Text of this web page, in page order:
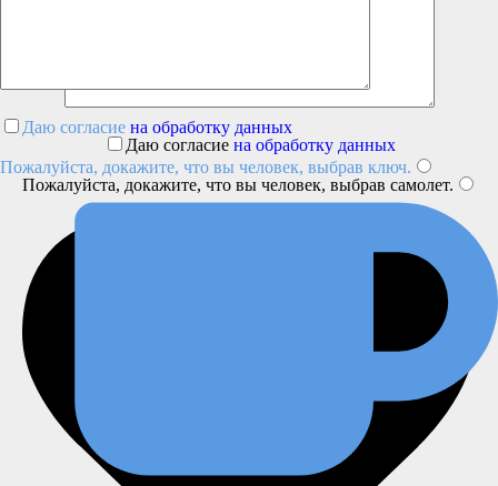
Даю согласие на обработку данных
Пожалуйста, докажите, что вы человек, выбрав ключ.
Даю согласие на обработку данных
Пожалуйста, докажите, что вы человек, выбрав самолет.